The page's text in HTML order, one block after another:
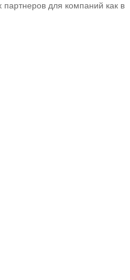
для компаний как в